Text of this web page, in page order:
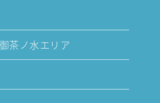
茶ノ水エリア